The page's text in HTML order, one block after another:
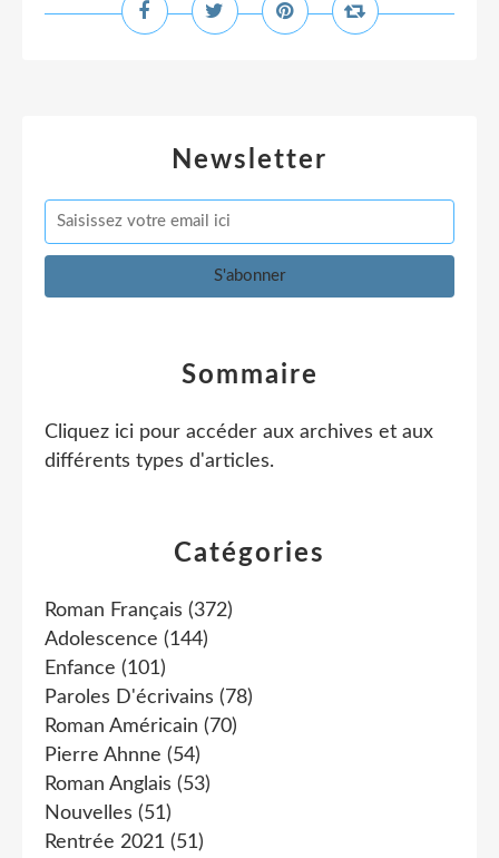
Newsletter
Catégories
Roman Français (372)
Adolescence (144)
Enfance (101)
Paroles D'écrivains (78)
Roman Américain (70)
Pierre Ahnne (54)
Roman Anglais (53)
Nouvelles (51)
Rentrée 2021 (51)
Sommaire
Cliquez ici pour accéder aux archives et aux
différents types d'articles.